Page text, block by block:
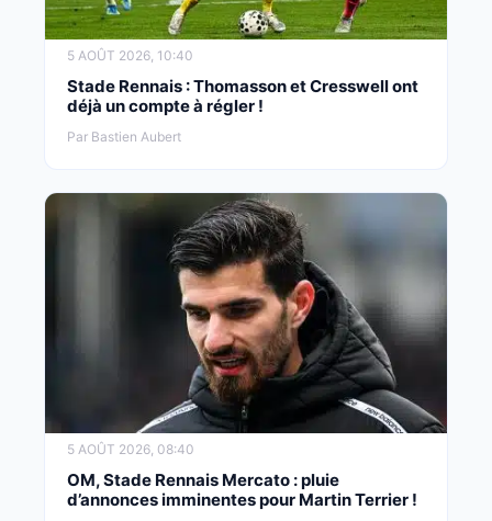
5 AOÛT 2026, 10:40
Stade Rennais : Thomasson et Cresswell ont
déjà un compte à régler !
Par Bastien Aubert
5 AOÛT 2026, 08:40
OM, Stade Rennais Mercato : pluie
d’annonces imminentes pour Martin Terrier !